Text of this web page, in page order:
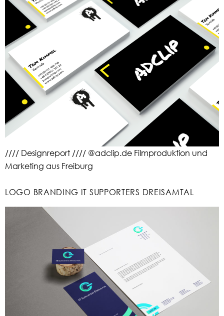
//// Designreport //// @adclip.de Filmproduktion und
Marketing aus Freiburg
LOGO BRANDING IT SUPPORTERS DREISAMTAL